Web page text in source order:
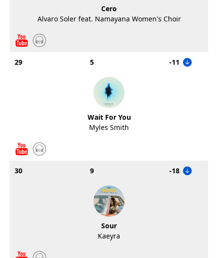
Cero
Alvaro Soler feat. Namayana Women's Choir
29 5 -11
Wait For You
Myles Smith
30 9 -18
Sour
Kaeyra